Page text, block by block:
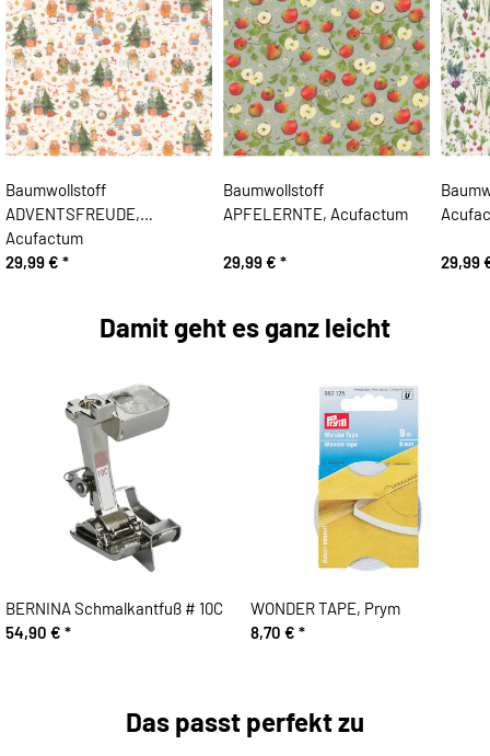
Baumwollstoff
ADVENTSFREUDE,
Acufactum
29,99 € *
Baumwollstoff
APFELERNTE, Acufactum
29,99 € * 29,99
Damit geht es ganz leicht
BERNINA Schmalkantfuß # 10C
54,90 € *
WONDER TAPE, Prym
8,70 € *
Das passt perfekt zu